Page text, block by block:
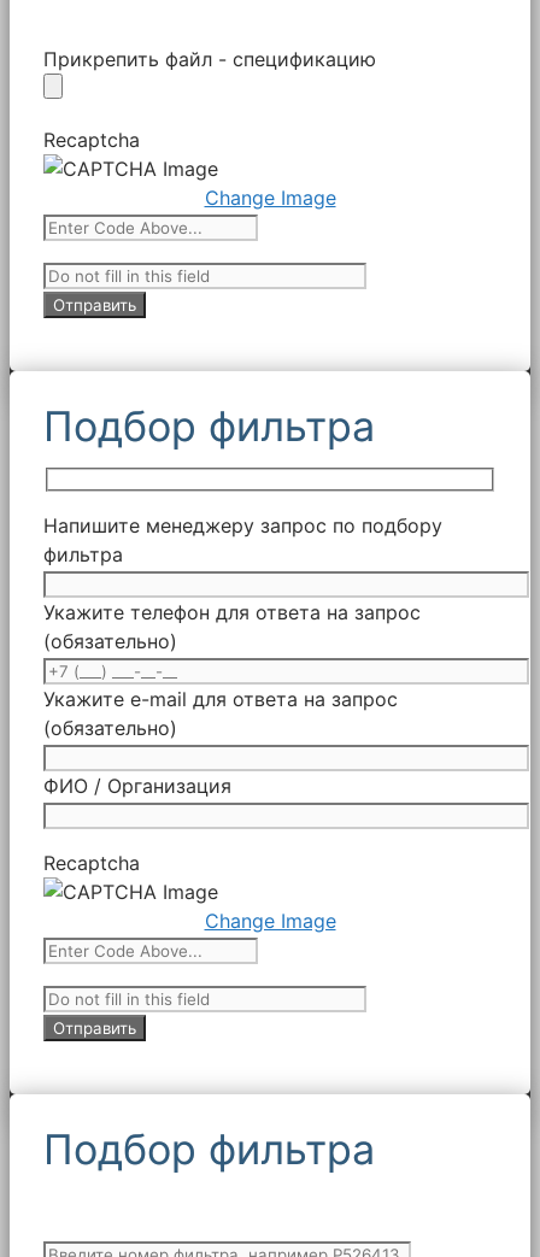
Прикрепить файл - спецификацию
Recaptcha
Change Image
Подбор фильтра
Напишите менеджеру запрос по подбору
фильтра
Укажите телефон для ответа на запрос
(обязательно)
Укажите e-mail для ответа на запрос
(обязательно)
ФИО / Организация
Recaptcha
Change Image
Подбор фильтра